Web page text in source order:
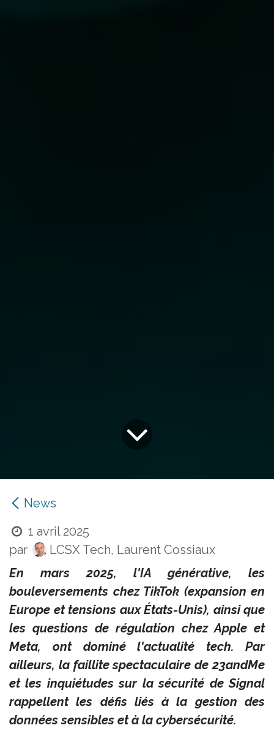
News
1 avril 2025
par
LCSX Tech, Laurent Cossiaux
En mars 2025, l'IA générative, les
bouleversements chez TikTok (expansion en
Europe et tensions aux États-Unis), ainsi que
les questions de régulation chez Apple et
Meta, ont dominé l'actualité tech. Par
ailleurs, la faillite spectaculaire de 23andMe
et les inquiétudes sur la sécurité de Signal
rappellent les défis liés à la gestion des
données sensibles et à la cybersécurité.